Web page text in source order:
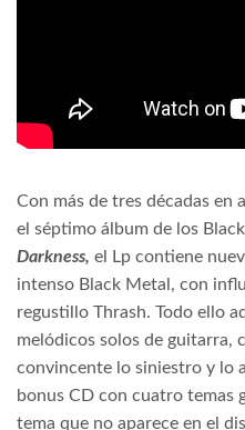
Con más de tres décadas en
el séptimo álbum de los
Darkness, el Lp contiene
intenso Black Metal, con
regustillo Thrash. Todo ello
melódicos solos de guitarra,
convincente lo siniestro y lo
bonus CD con cuatro temas
tema que no aparece en el